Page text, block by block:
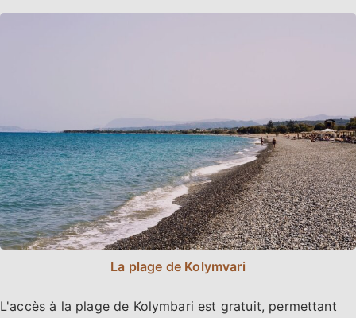
La plage de Kolymvari
L'accès à la plage de Kolymbari est gratuit, permettant